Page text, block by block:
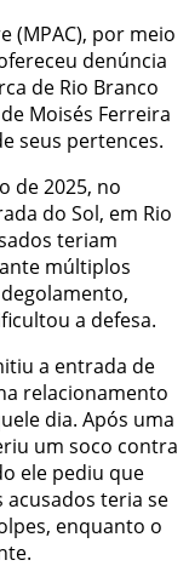
(MPAC), por meio
denúncia
de Rio Branco
Moisés Ferreira
seus pertences.
de 2025, no
do Sol, em Rio
teriam
múltiplos
a defesa.
a entrada de
relacionamento
dia. Após uma
um soco contra
ele pediu que
teria se
enquanto o